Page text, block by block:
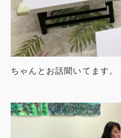
ちゃんとお話聞いてます。